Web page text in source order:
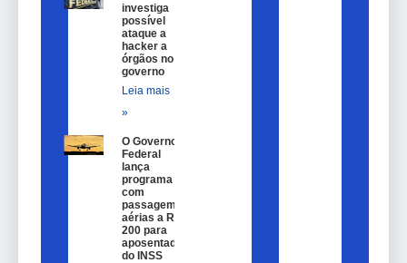
investiga
possível
ataque a
hacker a
órgãos no
governo
Leia mais
»
O Governo
Federal
lança
programa
com
passagem
aérias a R$
200 para
aposentados
do INSS